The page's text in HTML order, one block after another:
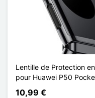
Lentille de Protection
pour Huawei P50
10,99 €